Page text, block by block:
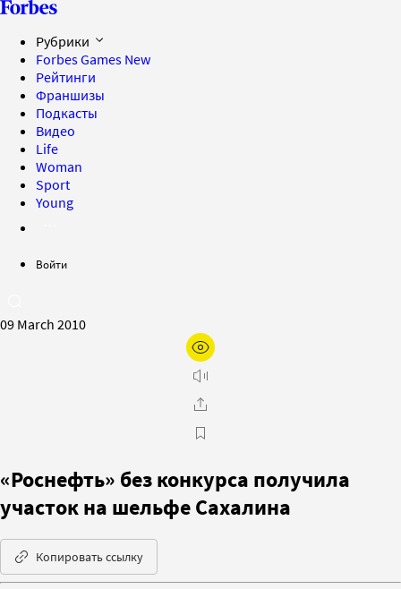
Рубрики
Forbes Games New
Рейтинги
Франшизы
Подкасты
Видео
Life
Woman
Sport
Young
Войти
09 March 2010
«Роснефть» без конкурса получила
участок на шельфе Сахалина
Копировать ссылку